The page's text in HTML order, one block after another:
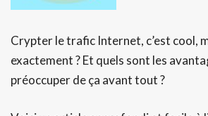
Crypter le trafic Internet, c’est cool,
exactement ? Et quels sont les
préoccuper de ça avant tout ?